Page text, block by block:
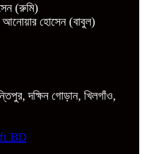
(রুমি)
আনোয়ার হোসেন (বাবুল)
দক্ষিন গোড়ান, খিলগাঁও,
BD